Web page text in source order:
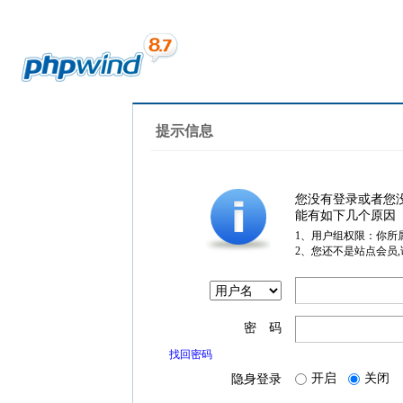
提示信息
您没有登录或者您
能有如下几个原因
1、用户组权限：你所
2、您还不是站点会员
密 码
找回密码
隐身登录 开启 关闭